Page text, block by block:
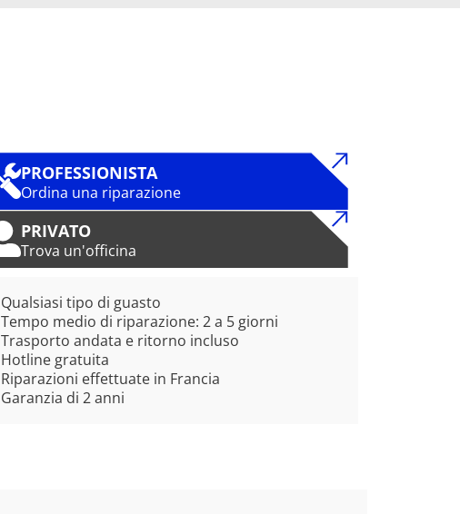
PROFESSIONISTA
Ordina una riparazione
PRIVATO
Trova un'officina
Qualsiasi tipo di guasto
Tempo medio di riparazione: 2 a 5 giorni
Trasporto andata e ritorno incluso
Hotline gratuita
Riparazioni effettuate in Francia
Garanzia di 2 anni